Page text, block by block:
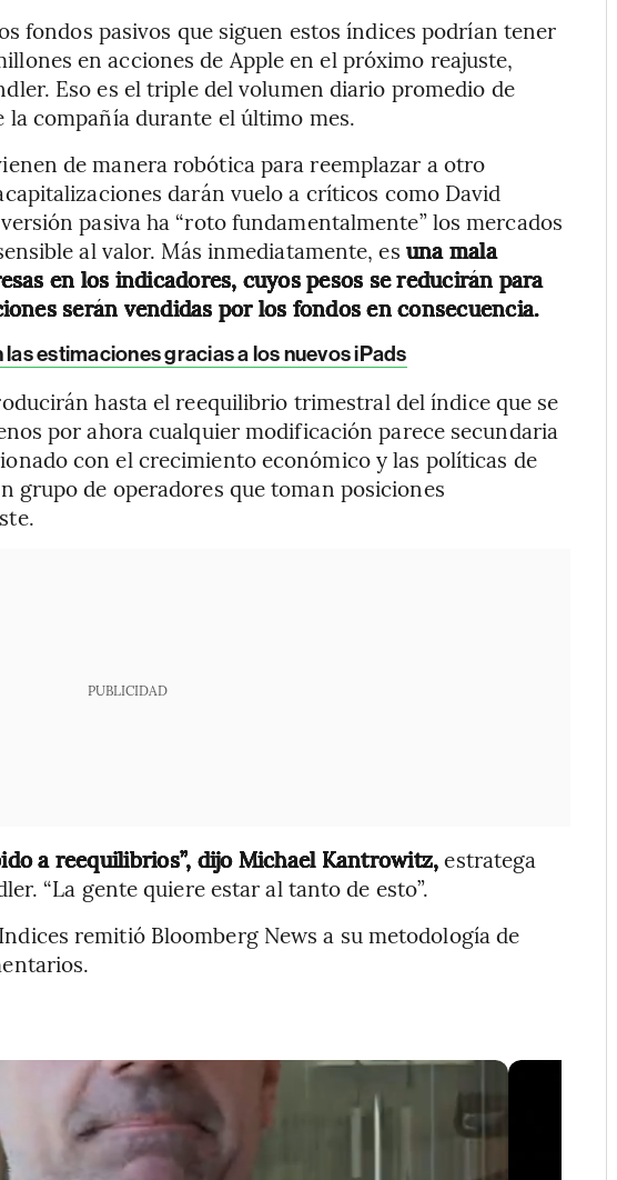
fondos pasivos que siguen estos índices podrían tener
en acciones de Apple en el próximo reajuste,
Eso es el triple del volumen diario promedio de
la compañía durante el último mes.
de manera robótica para reemplazar a otro
darán vuelo a críticos como David
pasiva ha “roto fundamentalmente” los mercados
al valor. Más inmediatamente, es una mala
en los indicadores, cuyos pesos se reducirán para
serán vendidas por los fondos en consecuencia.
estimaciones gracias a los nuevos iPads
hasta el reequilibrio trimestral del índice que se
por ahora cualquier modificación parece secundaria
con el crecimiento económico y las políticas de
grupo de operadores que toman posiciones
PUBLICIDAD
a reequilibrios”, dijo Michael Kantrowitz,estratega
“La gente quiere estar al tanto de esto”.
remitió Bloomberg News a su metodología de